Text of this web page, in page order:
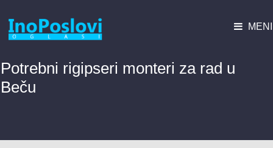
MENI
Potrebni rigipseri monteri za rad u
Beču